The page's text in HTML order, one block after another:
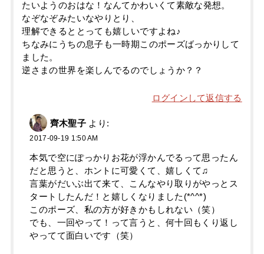
たいようのおはな！なんてかわいくて素敵な発想。
なぞなぞみたいなやりとり、
理解できるととっても嬉しいですよね♪
ちなみにうちの息子も一時期このポーズばっかりして
ました。
逆さまの世界を楽しんでるのでしょうか？？
ログインして返信する
齊木聖子 より:
2017-09-19 1:50 AM
本気で空にぽっかりお花が浮かんでるって思ったん
だと思うと、ホントに可愛くて、嬉しくて♫
言葉がだいぶ出て来て、こんなやり取りがやっとス
タートしたんだ！と嬉しくなりました(*^^*)
このポーズ、私の方が好きかもしれない（笑）
でも、一回やって！って言うと、何十回もくり返し
やってて面白いです（笑）